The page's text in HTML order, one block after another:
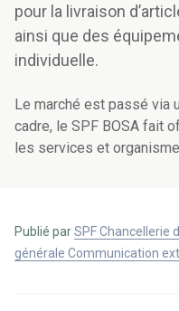
pour la livraison
ainsi que des
individuelle.
Le marché est passé via
cadre, le SPF BOSA fait
les services et
Publié parSPF Chancellerie
générale Communication